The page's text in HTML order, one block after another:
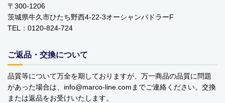
〒300-1206
茨城県牛久市ひたち野西4-22-3オーシャンパドラーF
TEL：0120-824-724
ご返品・交換について
品質等について万全を期しておりますが、万一商品の品質に問題
があった場合は、info
marco-line.comまでご連絡ください。交換
または返品をお受けいたします。